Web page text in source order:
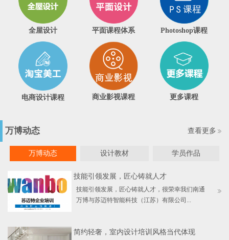
全屋设计 平面课程体系 Photoshop课程
电商设计课程 商业影视课程 更多课程
万博动态 查看更多
万博动态 设计教材 学员作品
技能引领发展，匠心铸就人才
技能引领发展，匠心铸就人才，很荣幸我们南通
万博与苏迈特智能科技（江苏）有限公司...
简约轻奢，室内设计培训风格当代体现